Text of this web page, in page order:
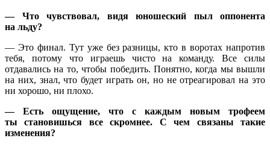
— Что чувствовал, видя юношеский пыл оппонента
на льду?
— Это финал. Тут уже без разницы, кто в воротах напротив
тебя, потому что играешь чисто на команду. Все силы
отдавались на то, чтобы победить. Понятно, когда мы вышли
на них, знал, что будет играть он, но не отреагировал на это
ни хорошо, ни плохо.
— Есть ощущение, что с каждым новым трофеем
ты становишься все скромнее. С чем связаны такие
изменения?